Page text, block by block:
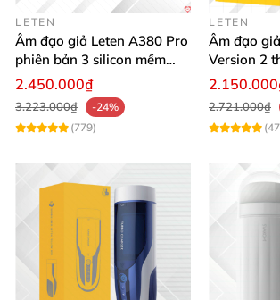
LETEN
Âm đạo giả Leten A380 Pro
phiên bản 3 silicon mềm
mại kích thích
2.450.000₫
3.223.000₫
-24%
(779)
LETEN
Âm đạo
Version 2
cảm giác
2.721.000₫